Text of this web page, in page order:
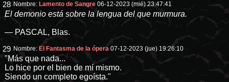
28 Nombre: Lamento de Sangre 06-12-2023 (mié) 23:47:41
El demonio está sobre la lengua del que murmura.
— PASCAL, Blas.
29 Nombre: El Fantasma de la ópera 07-12-2023 (jue) 19:26:10
"Más que nada...
Lo hice por el bien de mí mismo.
Siendo un completo egoísta."